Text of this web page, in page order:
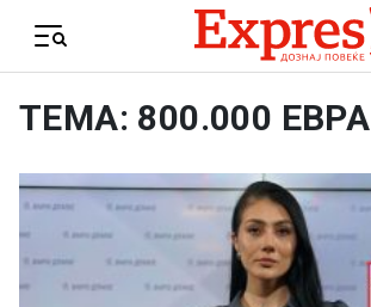
Menu
ТЕМА: 800.000 ЕВРА